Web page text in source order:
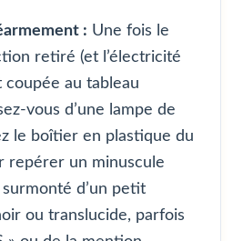
: Une fois le
retiré (et l’électricité
au tableau
vous d’une lampe de
le boîtier en plastique du
repérer un minuscule
d’un petit
ou translucide, parfois